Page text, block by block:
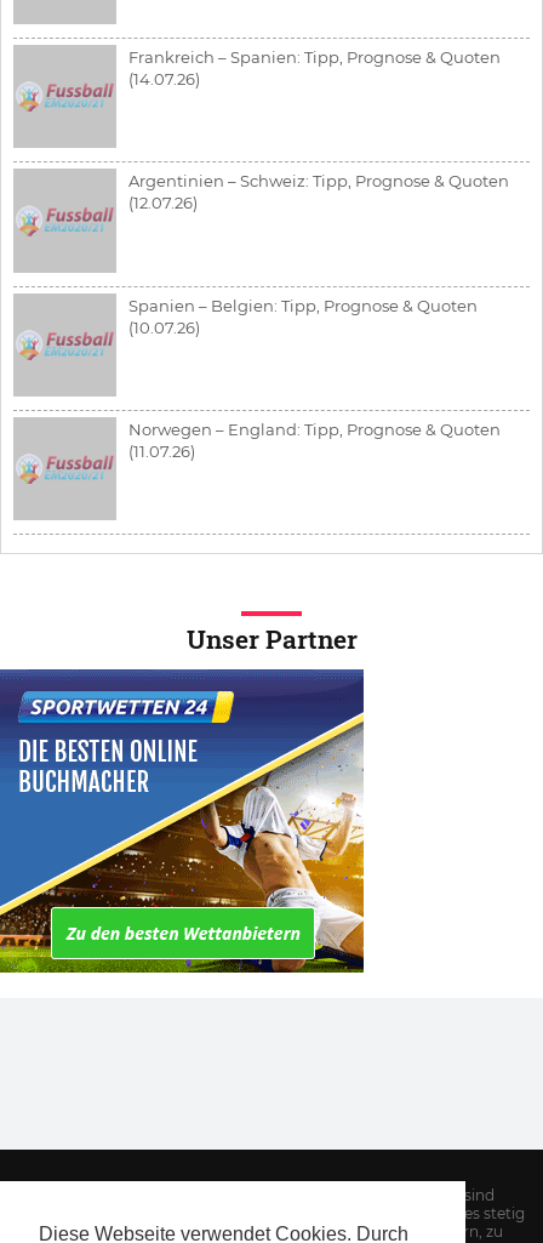
Diese Webseite verwendet Cookies. Durch
Frankreich – Spanien: Tipp, Prognose & Quoten
(14.07.26)
Argentinien – Schweiz: Tipp, Prognose & Quoten
(12.07.26)
Spanien – Belgien: Tipp, Prognose & Quoten
(10.07.26)
Norwegen – England: Tipp, Prognose & Quoten
(11.07.26)
Unser Partner
Hinweis: Alle Informationen auf unserer Website sind
sorgfältig recherchiert. Dennoch kann es Aufgrund des stetig
wechselnden Angebotes von Sportwettenanbietern, zu